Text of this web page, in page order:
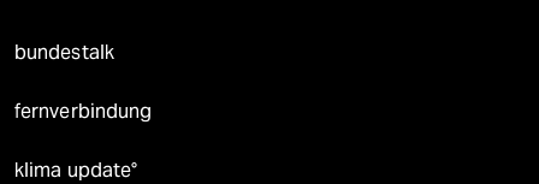
bundestalk
fernverbindung
klima update°